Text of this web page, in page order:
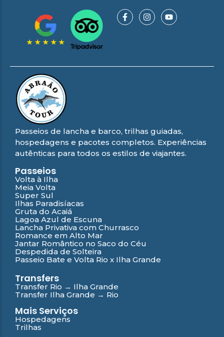
Passeios de lancha e barco, trilhas guiadas,
hospedagens e pacotes completos. Experiências
autênticas para todos os estilos de viajantes.
Passeios
Volta à Ilha
Meia Volta
Super Sul
Ilhas Paradisíacas
Gruta do Acaiá
Lagoa Azul de Escuna
Lancha Privativa com Churrasco
Romance em Alto Mar
Jantar Romântico no Saco do Céu
Despedida de Solteira
Passeio Bate e Volta Rio x Ilha Grande
Transfers
Transfer Rio → Ilha Grande
Transfer Ilha Grande → Rio
Mais Serviços
Hospedagens
Trilhas